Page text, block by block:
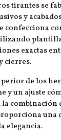
tirantes se
y
confecciona
exactas
cierres.
de los
y un ajuste
la combinación
una
elegancia.